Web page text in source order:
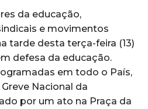
da educação,
e movimentos
tarde desta terça-feira (13)
defesa da educação.
em todo o País,
Nacional da
por um ato na Praça da